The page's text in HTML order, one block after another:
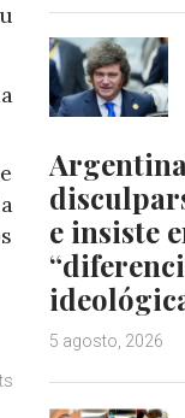
e insiste
5 agosto, 2026